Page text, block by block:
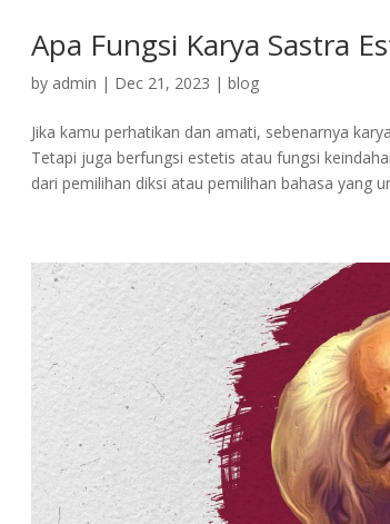
Apa Fungsi Karya Sastra
by admin | Dec 21, 2023 | blog
Jika kamu perhatikan dan amati, sebenarnya
Tetapi juga berfungsi estetis atau fungsi
dari pemilihan diksi atau pemilihan bahasa yang